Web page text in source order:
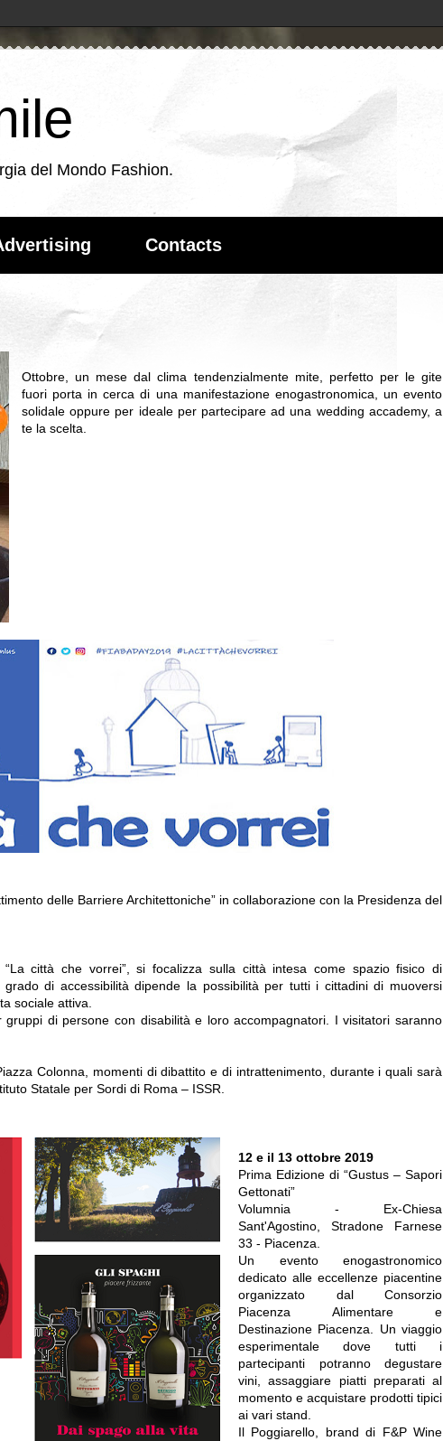
del Mondo Fashion.
Contacts
Ottobre, un mese dal clima tendenzialmente mite, perfetto per le gite
fuori porta in cerca di una manifestazione enogastronomica, un evento
solidale oppure per ideale per partecipare ad una wedding accademy, a
te la scelta.
delle Barriere Architettoniche” in collaborazione con la Presidenza del
città che vorrei”, si focalizza sulla città intesa come spazio fisico di
di accessibilità dipende la possibilità per tutti i cittadini di muoversi
sociale attiva.
di persone con disabilità e loro accompagnatori. I visitatori saranno
Colonna, momenti di dibattito e di intrattenimento, durante i quali sarà
Statale per Sordi di Roma – ISSR.
12 e il 13 ottobre 2019
Prima Edizione di “Gustus – Sapori
Gettonati”
Volumnia - Ex-Chiesa
Sant'Agostino, Stradone Farnese
33 - Piacenza.
Un evento enogastronomico
dedicato alle eccellenze piacentine
organizzato dal Consorzio
Piacenza Alimentare e
Destinazione Piacenza. Un viaggio
esperimentale dove tutti i
partecipanti potranno degustare
vini, assaggiare piatti preparati al
momento e acquistare prodotti tipici
ai vari stand.
Il Poggiarello, brand di F&P Wine